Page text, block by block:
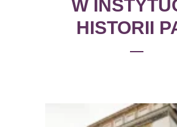
W
HISTORII